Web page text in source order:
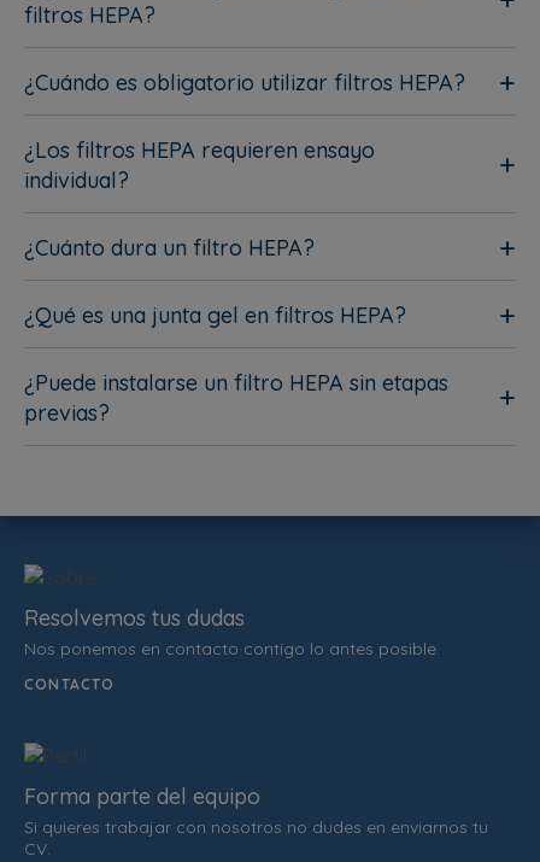
filtros HEPA?
¿Cuándo es obligatorio utilizar filtros HEPA?
¿Los filtros HEPA requieren ensayo
individual?
¿Cuánto dura un filtro HEPA?
¿Qué es una junta gel en filtros HEPA?
¿Puede instalarse un filtro HEPA sin etapas
previas?
Resolvemos tus dudas
Nos ponemos en contacto contigo lo antes posible.
CONTACTO
Forma parte del equipo
Si quieres trabajar con nosotros no dudes en enviarnos tu
CV.